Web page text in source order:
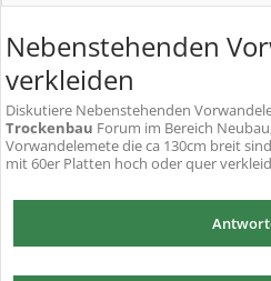
Nebenstehenden
verkleiden
Diskutiere Nebenstehenden
Trockenbau Forum im Bereich
Vorwandelemete die ca 130cm breit
mit 60er Platten hoch oder quer